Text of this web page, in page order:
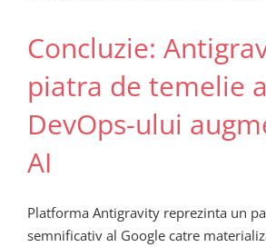
Concluzie:
piatra de temelie a
DevOps-ului
AI
Platforma Antigravity reprezinta un
semnificativ al Google catre